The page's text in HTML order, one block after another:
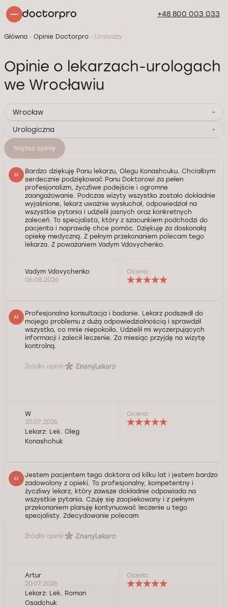
+48 800 003 033
Główna Opinie Doctorpro Urolodzy
Opinie o lekarzach-urologach
we Wrocławiu
Wrocław
Urologiczna
Napisz opinię
Bardzo dziękuję Panu lekarzu, Olegu Konashcuku. Chciałbym
serdecznie podziękować Panu Doktorowi za pełen
profesjonalizm, życzliwe podejście i ogromne
zaangażowanie. Podczas wizyty wszystko zostało dokładnie
wyjaśnione, lekarz uważnie wysłuchał, odpowiedział na
wszystkie pytania i udzielił jasnych oraz konkretnych
zaleceń. To specjalista, który z szacunkiem podchodzi do
pacjenta i naprawdę chce pomóc. Dziękuję za doskonałą
opiekę medyczną. Z pełnym przekonaniem polecam tego
lekarza. Z poważaniem Vadym Vdovychenko.
Vadym Vdovychenko
06.08.2026
Ocena:
Profesjonalna konsultacja i badanie. Lekarz podszedł do
mojego problemu z dużą odpowiedzialnością i sprawdził
wszystko, co mnie niepokoiło. Udzielił mi wyczerpujących
informacji i zalecił leczenie. Za miesiąc przyjdę na wizytę
kontrolną.
Źródło opinii:
W
20.07.2026
Lekarz: Lek. Oleg
Konashchuk
Ocena:
Jestem pacjentem tego doktora od kilku lat i jestem bardzo
zadowolony z opieki. To profesjonalny, kompetentny i
życzliwy lekarz, który zawsze dokładnie odpowiada na
wszystkie pytania. Czuję się zaopiekowany i z pełnym
przekonaniem planuję kontynuować leczenie u tego
specjalisty. Zdecydowanie polecam
Źródło opinii:
Artur
20.07.2026
Lekarz: Lek. Roman
Osadchuk
Ocena: